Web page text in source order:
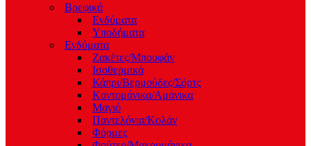
Βρεφικά
Ενδύματα
Υποδήματα
Ενδύματα
Ζακέτες/Μπουφάν
Ισοθερμικά
Κάπρι/Βερμούδες/Σόρτς
Κοντομάνικα/Αμάνικα
Μαγιό
Παντελόνια/Κολάν
Φόρμες